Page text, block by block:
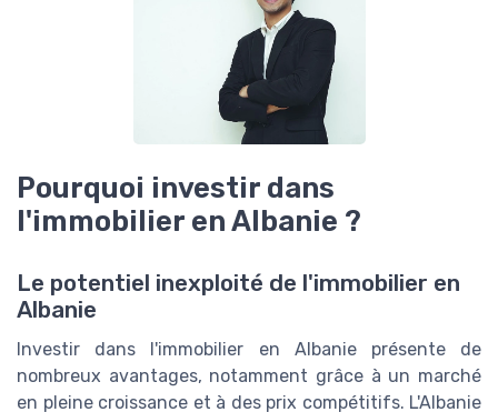
Pourquoi investir dans
l'immobilier en Albanie ?
Le potentiel inexploité de l'immobilier en
Albanie
Investir dans l'immobilier en Albanie présente de
nombreux avantages, notamment grâce à un marché
en pleine croissance et à des prix compétitifs. L'Albanie